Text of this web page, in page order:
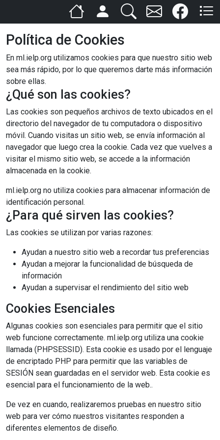
Política de Cookies
En ml.ielp.org utilizamos cookies para que nuestro sitio web
sea más rápido, por lo que queremos darte más información
sobre ellas.
¿Qué son las cookies?
Las cookies son pequeños archivos de texto ubicados en el
directorio del navegador de tu computadora o dispositivo
móvil. Cuando visitas un sitio web, se envía información al
navegador que luego crea la cookie. Cada vez que vuelves a
visitar el mismo sitio web, se accede a la información
almacenada en la cookie.
ml.ielp.org no utiliza cookies para almacenar información de
identificación personal.
¿Para qué sirven las cookies?
Las cookies se utilizan por varias razones:
Ayudan a nuestro sitio web a recordar tus preferencias
Ayudan a mejorar la funcionalidad de búsqueda de
información
Ayudan a supervisar el rendimiento del sitio web
Cookies Esenciales
Algunas cookies son esenciales para permitir que el sitio
web funcione correctamente. ml.ielp.org utiliza una cookie
llamada (PHPSESSID). Esta cookie es usado por el lenguaje
de encriptado PHP para permitir que las variables de
SESIÓN sean guardadas en el servidor web. Esta cookie es
esencial para el funcionamiento de la web..
De vez en cuando, realizaremos pruebas en nuestro sitio
web para ver cómo nuestros visitantes responden a
diferentes elementos de diseño.